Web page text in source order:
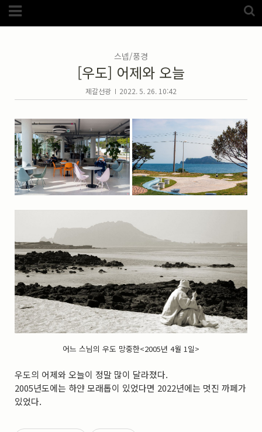
Category
(5989)
러시아(75)
미국_캐나다(105)
발칸7국(305)
스웨덴(8)
스페인(193)
중국 (170)
백두산(17)
터키(68)
포르투갈(32)
핀란드(14)
필리핀(38)
풍경(2217)
인물(201)
크로즈업(1140)
실내_정물(170)
성당_성지 (89)
故최규동(7)
가족(606)
친구(267)
기타(94)
그래픽(14)
공연(9)
스넵/풍경
[우도] 어제와 오늘
제갈선광 2022. 5. 26. 10:42
어느 스님의 우도 망중한<2005년 4월 1일>
우도의 어제와 오늘이 정말 많이 달라졌다.
2005년도에는 하얀 모래톱이 있었다면 2022년에는 멋진 까페가
있었다.